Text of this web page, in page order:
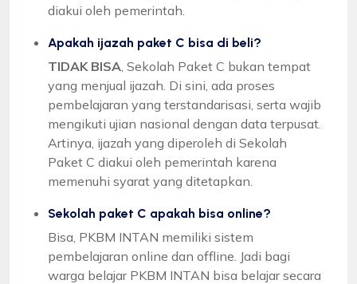
diakui oleh pemerintah.
Apakah ijazah paket C bisa di beli?
TIDAK BISA , Sekolah Paket C bukan tempat
yang menjual ijazah. Di sini, ada proses
pembelajaran yang terstandarisasi, serta wajib
mengikuti ujian nasional dengan data terpusat.
Artinya, ijazah yang diperoleh di Sekolah
Paket C diakui oleh pemerintah karena
memenuhi syarat yang ditetapkan.
Sekolah paket C apakah bisa online?
Bisa, PKBM INTAN memiliki sistem
pembelajaran online dan offline. Jadi bagi
warga belajar PKBM INTAN bisa belajar secara